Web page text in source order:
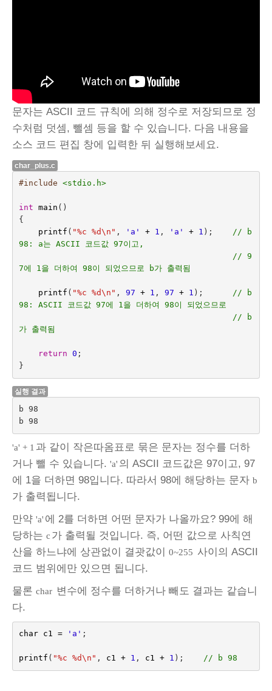
문자는 ASCII 코드 규칙에 의해 정수로 저장되므로 정
수처럼 덧셈, 뺄셈 등을 할 수 있습니다. 다음 내용을
소스 코드 편집 창에 입력한 뒤 실행해보세요.
char_plus.c
#include <stdio.h>
int main ()
{
printf ( "%c %d\n " , 'a' + 1 , 'a' + 1 ); // b
98: a는 ASCII 코드값 97이고,
// 9
7에 1을 더하여 98이 되었으므로 b가 출력됨
printf ( "%c %d\n " , 97 + 1 , 97 + 1 );
// b
98: ASCII 코드값 97에 1을 더하여 98이 되었으므로
// b
가 출력됨
return 0 ;
}
실행 결과
b 98
'a' + 1 과 같이 작은따옴표로 묶은 문자는 정수를 더하
거나 뺄 수 있습니다. 'a' 의 ASCII 코드값은 97이고, 97
에 1을 더하면 98입니다. 따라서 98에 해당하는 문자 b
가 출력됩니다.
만약 'a' 에 2를 더하면 어떤 문자가 나올까요? 99에 해
당하는 c 가 출력될 것입니다. 즉, 어떤 값으로 사칙연
산을 하느냐에 상관없이 결괏값이 0~255 사이의 ASCII
코드 범위에만 있으면 됩니다.
물론 char 변수에 정수를 더하거나 빼도 결과는 같습니
다.
char c1 = 'a' ;
printf ( "%c %d\n " , c1 + 1 , c1 + 1 ); // b 98